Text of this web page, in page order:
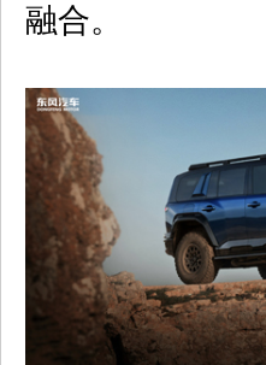
融合。